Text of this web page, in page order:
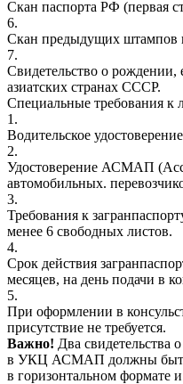
Скан паспорта РФ (первая
6.
Скан предыдущих штампов
7.
Свидетельство о рождении,
азиатских странах СССР.
Специальные требования к
1.
Водительское
2.
Удостоверение АСМАП
автомобильных.
3.
Требования к
менее 6 свободных листов.
4.
Срок действия
месяцев, на день подачи в
5.
При оформлении в
присутствие не требуется.
Важно! Два свидетельства
в УКЦ АСМАП должны быть
в горизонтальном формате